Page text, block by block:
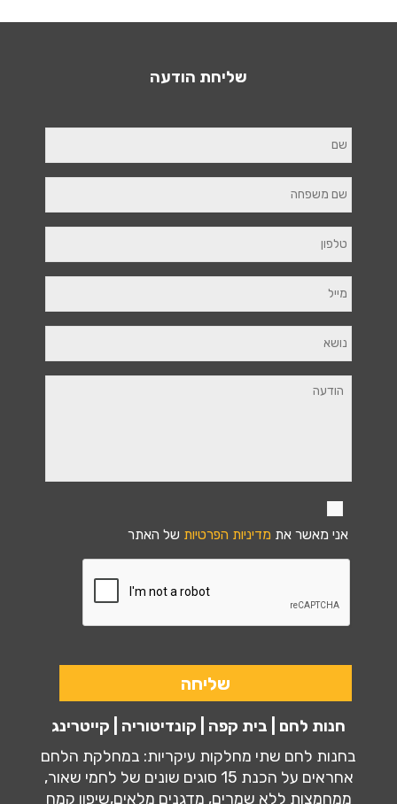
שליחת הודעה
אני מאשר את מדיניות הפרטיות של האתר
חנות לחם | בית קפה | קונדיטוריה | קייטרינג
בחנות לחם שתי מחלקות עיקריות: במחלקת הלחם
אחראים על הכנת 15 סוגים שונים של לחמי שאור,
ממחמצות ללא שמרים, מדגנים מלאים,שיפון קמח